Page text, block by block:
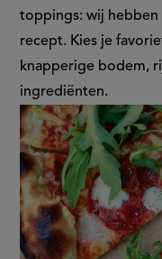
te
maken
toppings: wij hebben
recept. Kies je
knapperige bodem,
ingrediënten.